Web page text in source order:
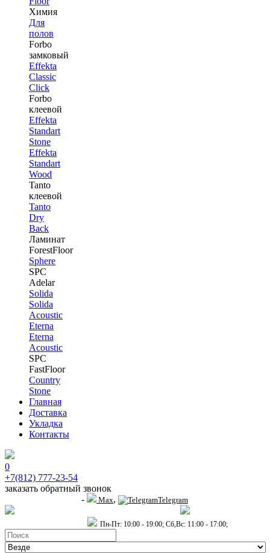
Химия
Для
полов
Forbo
замковый
Effekta
Classic
Click
Forbo
клеевой
Effekta
Standart
Stone
Effekta
Standart
Wood
Tanto
клеевой
Tanto
Dry
Back
Ламинат
ForestFloor
Sphere
SPC
Adelar
Solida
Solida
Acoustic
Eterna
Eterna
Acoustic
SPC
FastFloor
Country
Stone
Главная
Доставка
Укладка
Контакты
0
+7(812) 777-23-54
заказать обратный звонок
- Max, Telegram
Пн-Пт: 10:00 - 19:00; Сб,Вс: 11:00 - 17:00;